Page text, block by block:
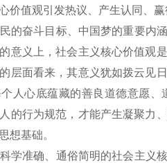
价值观引发热议、产生认同、赢
的奋斗目标、中国梦的重要内
意义上，社会主义核心价值观
层面看来，其意义犹如拨云见
人心底蕴藏的善良道德意愿
的行为规范，才能产生凝聚力
想基础。
学准确、通俗简明的社会主义